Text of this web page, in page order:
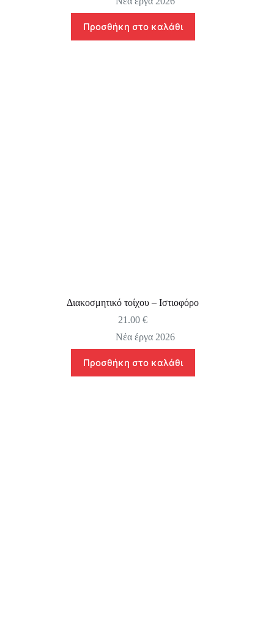
Προσθήκη στο καλάθι
Διακοσμητικό τοίχου – Ιστιοφόρο
21.00€
Νέα έργα 2026
Προσθήκη στο καλάθι